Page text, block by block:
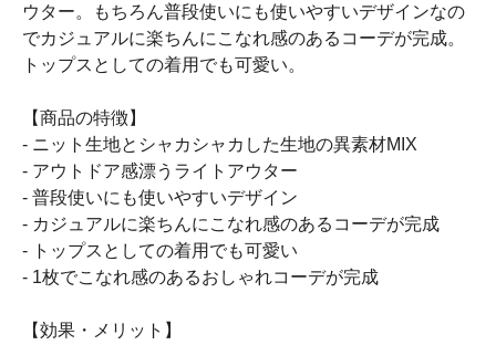
ウター。もちろん普段使いにも使いやすいデザインなの
でカジュアルに楽ちんにこなれ感のあるコーデが完成。
トップスとしての着用でも可愛い。
【商品の特徴】
- ニット生地とシャカシャカした生地の異素材MIX
- アウトドア感漂うライトアウター
- 普段使いにも使いやすいデザイン
- カジュアルに楽ちんにこなれ感のあるコーデが完成
- トップスとしての着用でも可愛い
- 1枚でこなれ感のあるおしゃれコーデが完成
【効果・メリット】